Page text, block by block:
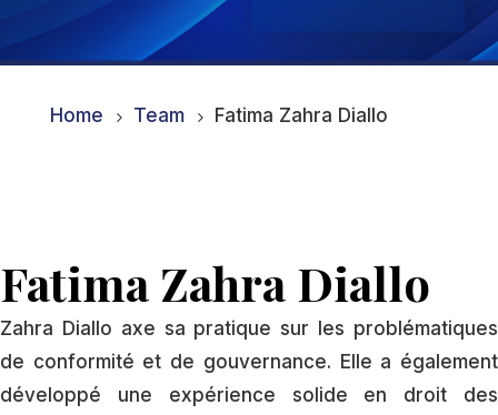
Home 5 Team 5 Fatima Zahra Diallo
Fatima Zahra Diallo
Zahra Diallo axe sa pratique sur les problématiques
de conformité et de gouvernance. Elle a également
développé une expérience solide en droit des